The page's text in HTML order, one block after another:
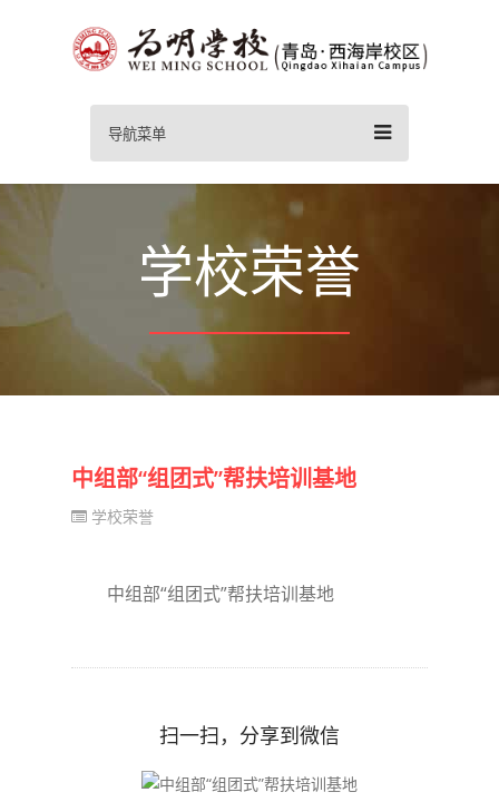
导航菜单
学校荣誉
中组部“组团式”帮扶培训基地
学校荣誉
中组部“组团式”帮扶培训基地
扫一扫，分享到微信